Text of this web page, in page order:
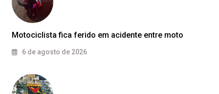
Motociclista fica ferido em acidente entre moto
6 de agosto de 2026